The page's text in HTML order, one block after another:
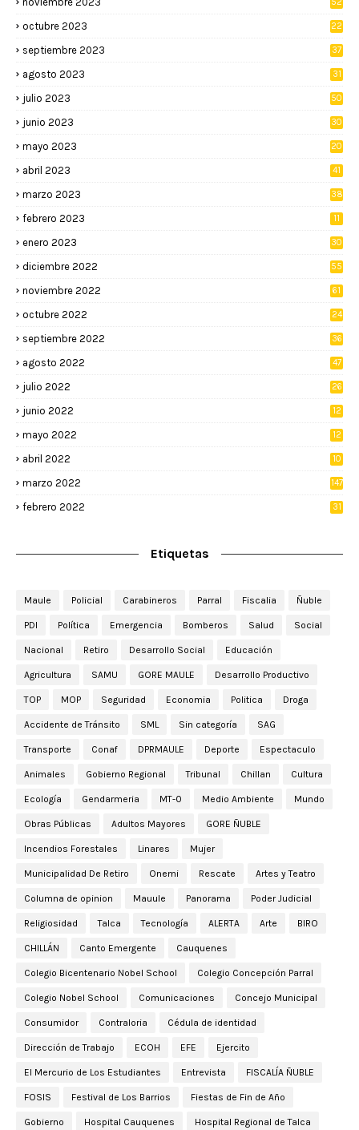
52
octubre 2023 22
septiembre 2023 37
agosto 2023 31
julio 2023 50
junio 2023 30
mayo 2023 20
abril 2023 41
marzo 2023 38
febrero 2023 11
enero 2023 30
diciembre 2022 55
noviembre 2022 61
octubre 2022 24
septiembre 2022 36
agosto 2022 47
julio 2022 26
junio 2022
12
mayo 2022
12
abril 2022
10
marzo 2022 147
febrero 2022 31
Etiquetas
Maule Policial Carabineros Parral Fiscalia Ñuble
PDI Política Emergencia Bomberos Salud Social
Nacional Retiro Desarrollo Social Educación
Agricultura SAMU GORE MAULE Desarrollo Productivo
TOP MOP Seguridad Economia Politica Droga
Accidente de Tránsito SML Sin categoría SAG
Transporte Conaf DPRMAULE Deporte Espectaculo
Animales Gobierno Regional Tribunal Chillan Cultura
Ecología Gendarmeria MT-0 Medio Ambiente Mundo
Obras Públicas Adultos Mayores GORE ÑUBLE
Incendios Forestales Linares Mujer
Municipalidad De Retiro Onemi Rescate Artes y Teatro
Columna de opinion Mauule Panorama Poder Judicial
Religiosidad Talca Tecnología ALERTA Arte BIRO
CHILLÁN Canto Emergente Cauquenes
Colegio Bicentenario Nobel School Colegio Concepción Parral
Colegio Nobel School Comunicaciones Concejo Municipal
Consumidor Contraloria Cédula de identidad
Dirección de Trabajo ECOH EFE Ejercito
El Mercurio de Los Estudiantes Entrevista FISCALÍA ÑUBLE
FOSIS Festival de Los Barrios Fiestas de Fin de Año
Gobierno Hospital Cauquenes Hospital Regional de Talca